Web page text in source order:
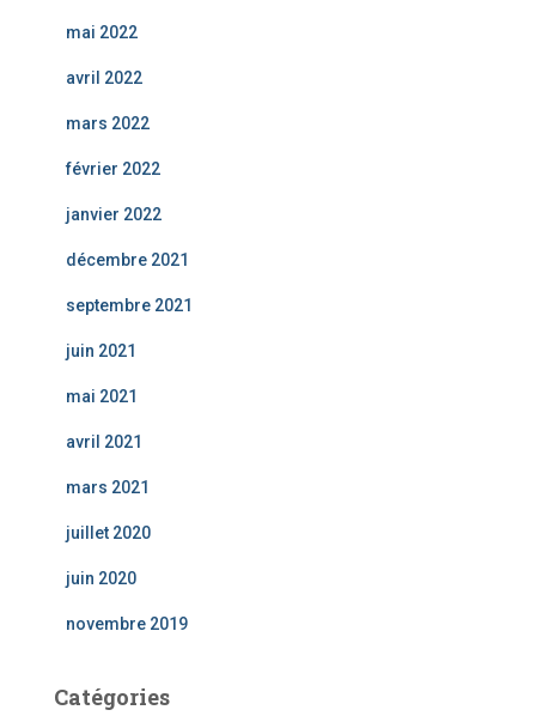
mai 2022
avril 2022
mars 2022
février 2022
janvier 2022
décembre 2021
septembre 2021
juin 2021
mai 2021
avril 2021
mars 2021
juillet 2020
juin 2020
novembre 2019
Catégories